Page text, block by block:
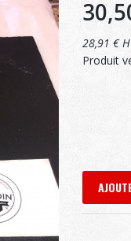
28,91 €
Produit